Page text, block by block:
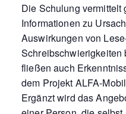
Die Schulung
Informationen zu
Auswirkungen von
Schreibschwierigkeiten
fließen auch
dem Projekt ALFA-
Ergänzt wird das